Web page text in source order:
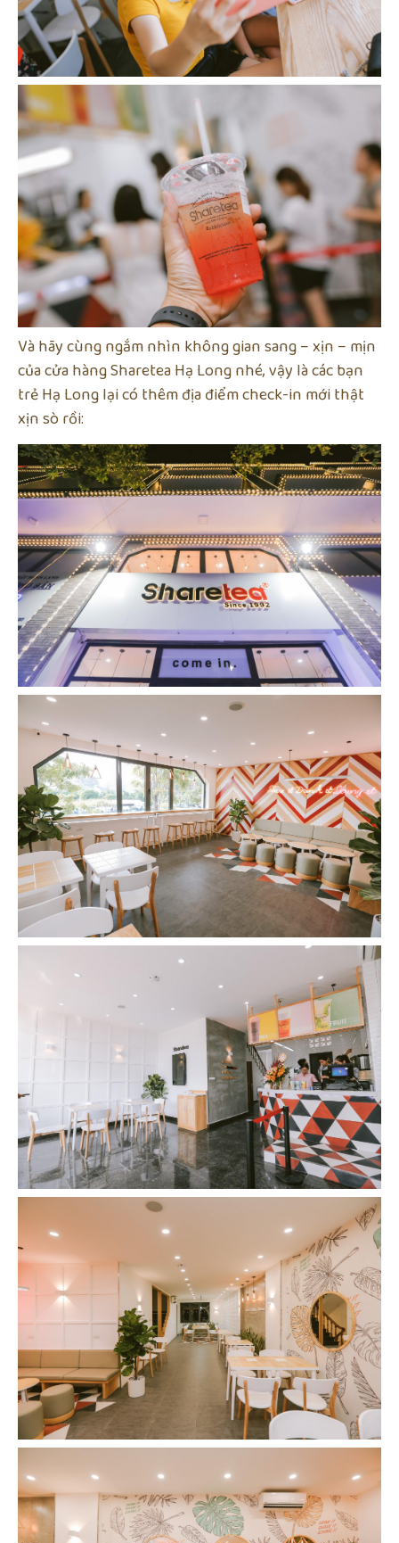
Và hãy cùng ngắm nhìn không gian sang – xịn – mịn
của cửa hàng Sharetea Hạ Long nhé, vậy là các bạn
trẻ Hạ Long lại có thêm địa điểm check-in mới thật
xịn sò rồi: